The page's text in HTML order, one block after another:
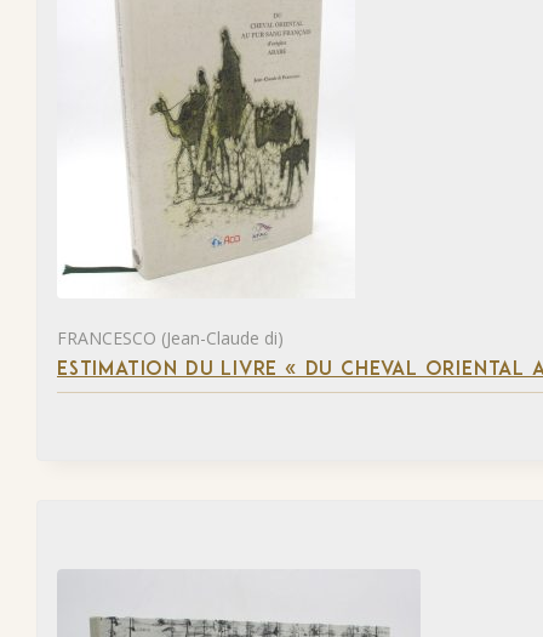
FRANCESCO (Jean-Claude di)
ESTIMATION DU LIVRE « DU CHEVAL ORIENTAL